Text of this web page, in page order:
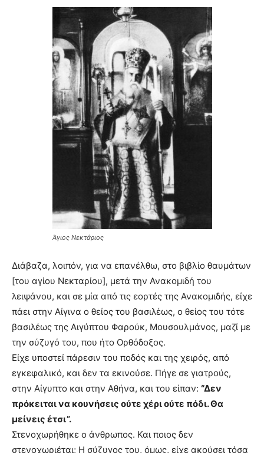
Άγιος Νεκτάριος
Διάβαζα, λοιπόν, για να επανέλθω, στο βιβλίο θαυμάτων
[του αγίου Νεκταρίου], μετά την Ανακομιδή του
λειψάνου, και σε μία από τις εορτές της Ανακομιδής, είχε
πάει στην Αίγινα ο θείος του βασιλέως, ο θείος του τότε
βασιλέως της Αιγύπτου Φαρούκ, Μουσουλμάνος, μαζί με
την σύζυγό του, που ήτο Ορθόδοξος.
Είχε υποστεί πάρεσιν του ποδός και της χειρός, από
εγκεφαλικό, και δεν τα εκινούσε. Πήγε σε γιατρούς,
στην Αίγυπτο και στην Αθήνα, και του είπαν: “Δεν
πρόκειται να κουνήσεις ούτε χέρι ούτε πόδι. Θα
μείνεις έτσι”.
Στενοχωρήθηκε ο άνθρωπος. Και ποιος δεν
στενοχωριέται; Η σύζυγος του, όμως, είχε ακούσει τόσα